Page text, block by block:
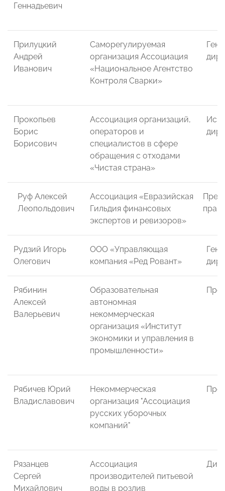
Геннадьевич
Прилуцкий
Андрей
Иванович
Саморегулируемая
организация Ассоциация
«Национальное Агентство
Контроля Сварки»
Прокопьев
Борис
Борисович
Ассоциация организаций,
операторов и
специалистов в сфере
обращения с отходами
«Чистая страна»
Руф Алексей
Леопольдович
Ассоциация «Евразийская
Гильдия финансовых
экспертов и ревизоров»
Рудзий Игорь
Олегович
ООО «Управляющая
компания «Ред Ровант»
Рябинин
Алексей
Валерьевич
Образовательная
автономная
некоммерческая
организация «Институт
экономики и управления в
промышленности»
Рябичев Юрий
Владиславович
Некоммерческая
организация "Ассоциация
русских уборочных
компаний"
Рязанцев
Сергей
Михайлович
Ассоциация
производителей питьевой
воды в розлив